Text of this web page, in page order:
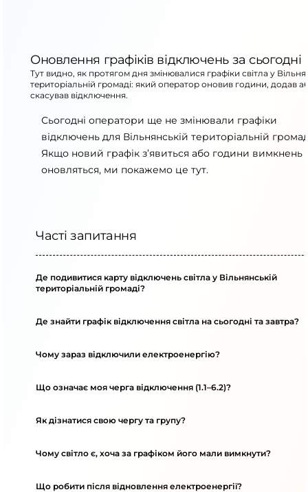
Оновлення графіків відключень за сьогодні
Тут видно, як протягом дня змінювалися графіки світла у
територіальній громаді: який оператор оновив години, додав
скасував відключення.
Сьогодні оператори ще не змінювали графіки
відключень для Вільнянській територіальній
Якщо новий графік з’явиться або години вимкнень
оновляться, ми покажемо це тут.
Часті запитання
Де подивитися карту відключень світла у Вільнянській
територіальній громаді?
Де знайти графік відключення світла на сьогодні та завтра?
Чому зараз відключили електроенергію?
Що означає моя черга відключення (1.1–6.2)?
Як дізнатися свою чергу та групу?
Чому світло є, хоча за графіком його мали вимкнути?
Що робити після відновлення електроенергії?